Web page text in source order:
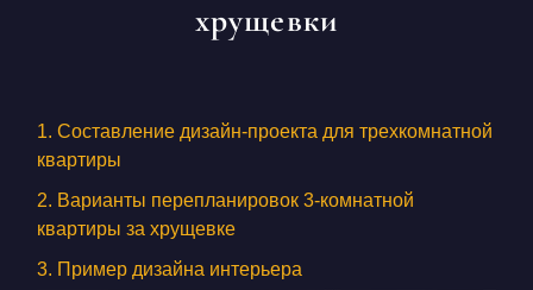
О КОМПАНИИ
КОНТАКТЫ
БЛОГ
хрущевки
1. Составление дизайн-проекта для трехкомнатной
квартиры
2. Варианты перепланировок 3-комнатной
квартиры за хрущевке
3. Пример дизайна интерьера